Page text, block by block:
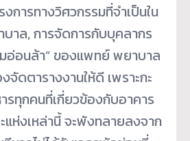
การทางวิศวกรรมที่จำเป็นใน
าล, การจัดการกับบุคลากร
อ่อนล้า” ของแพทย์ พยาบาล
ดตารางงานให้ดี เพราะกะ
รทุกคนที่เกี่ยวข้องกับอาคาร
ห่งเหล่านี้ จะพังทลายลงจาก